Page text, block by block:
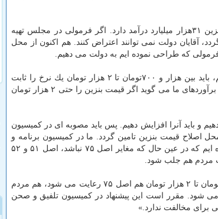
عضو كمیسیون برنامه و بودجه افزود: دولت مدعی است از حیث افزایش قیمت بنزین ۳۱هزار میلیارد درآمد دارد. اگر فرمولی در مجلس تهیه
گردد، آقایان دولت نمی توانند اعتراض كنند. هم اكنون از محل
او اضافه كرد: ما در محاسباتمان گفته ایم اگر بنزین تك نرخی بخواهیم داشته باشیم، باید بین هزار و ۷۰۰تومان تا ۲ هزار تومان یك نرخ را ثابت
نماییم و صد درصد با این قیمت، عدد ۳۱هزار میلیارد تومان دولت هم تامین می شود. برآوردهای ما می گوید اگر قیمت بنزین را حتی ۲ هزار تومان
درآمد دولت را كاهش دهیم و باید آنرا افزایش دهیم. پس باید مصوبه ای در كمیسیون
باشیم كه ۳۱ هزار میلیارد تومان از محل اصلاح قیمت بنزین تامین گردد. ما در كمیسیون برنامه و
بودجه به اتفاق دیگر خبرگان مجلس كار كارشناسی حرفه ای دراین زمینه انجام داده ایم كه در عین حال كه مغایر اصل ۷۵ نباشد، اصل ۵۱ و ۵۲
مردم هم جلب شود.
این نماینده مجلس اشاره كرد: با بنزین تك نرخی یعنی نرخی ثابت بین هزار و ۷۰۰ تومان تا ۲ هزار تومان هم اصل ۷۵ رعایت می شود، هم مردم
شود. مقرر است این پیشنهاد در كمیسیون تلفیق و صحن
برای مخالفت ندارد.»